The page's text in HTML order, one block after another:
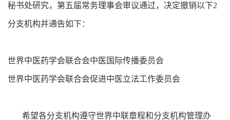
秘书处研究，第五届常务理事会审议通过，决定撤销以下2
分支机构并通告如下：
世界中医药学会联合会中医国际传播委员会
世界中医药学会联合会促进中医立法工作委员会
希望各分支机构遵守世界中联章程和分支机构管理办